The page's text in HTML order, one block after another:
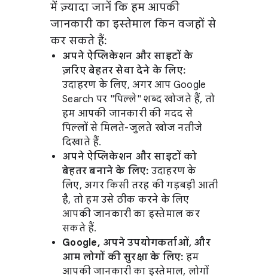
में ज़्यादा जानें कि हम आपकी
जानकारी का इस्तेमाल किन वजहों से
कर सकते हैं:
अपने ऐप्लिकेशन और साइटों के
ज़रिए बेहतर सेवा देने के लिए:
उदाहरण के लिए, अगर आप Google
Search पर "पिल्ले" शब्द खोजते हैं, तो
हम आपकी जानकारी की मदद से
पिल्लों से मिलते-जुलते खोज नतीजे
दिखाते हैं.
अपने ऐप्लिकेशन और साइटों को
बेहतर बनाने के लिए: उदाहरण के
लिए, अगर किसी तरह की गड़बड़ी आती
है, तो हम उसे ठीक करने के लिए
आपकी जानकारी का इस्तेमाल कर
सकते हैं.
Google, अपने उपयोगकर्ताओं, और
आम लोगों की सुरक्षा के लिए: हम
आपकी जानकारी का इस्तेमाल, लोगों